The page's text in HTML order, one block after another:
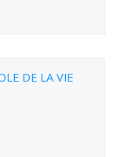
DE LA VIE